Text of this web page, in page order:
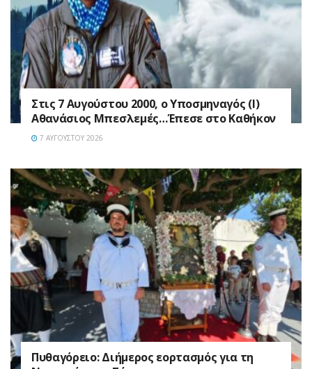
Στις 7 Αυγούστου 2000, ο Υποσμηναγός (Ι)
Αθανάσιος Μπεσλεμές…Έπεσε στο Καθήκον
7 ΑΥΓΟΎΣΤΟΥ 2026
Πυθαγόρειο: Διήμερος εορτασμός για τη